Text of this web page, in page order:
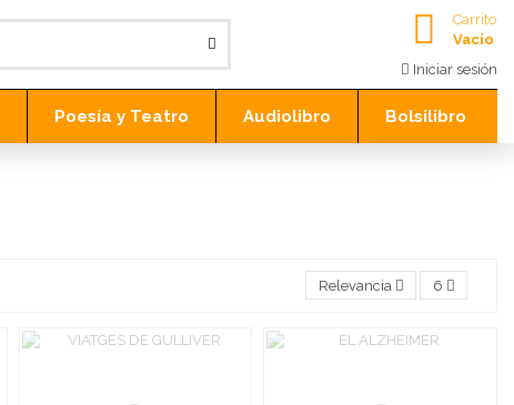
Carrito
Vacío
Iniciar sesión
Poesía y Teatro Audiolibro Bolsilibro
Relevancia 6